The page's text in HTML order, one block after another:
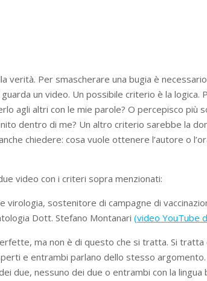
verità. Per smascherare una bugia è
un video. Un possibile criterio è la logica.
agli altri con le mie parole? O percepisco più
dentro di me? Un altro criterio sarebbe la
chiedere: cosa vuole ottenere l’autore o
video con i criteri sopra menzionati:
sostenitore di campagne di
Dott. Stefano Montanari (video YouTube
ma non è di questo che si tratta. Si
e entrambi parlano dello stesso
due, nessuno dei due o entrambi con la lingua